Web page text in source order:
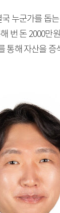
누군가를 돕
번 돈 2000만
통해 자산을 증